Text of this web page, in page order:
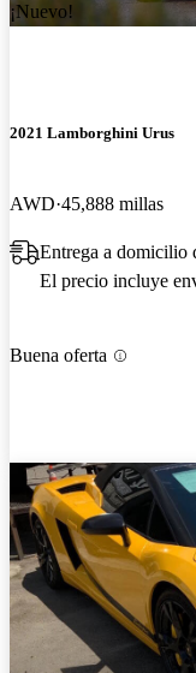
¡Nuevo!
2021 Lamborghini Urus
AWD 45,888 millas
Entrega a domicilio
El precio incluye
Buena oferta